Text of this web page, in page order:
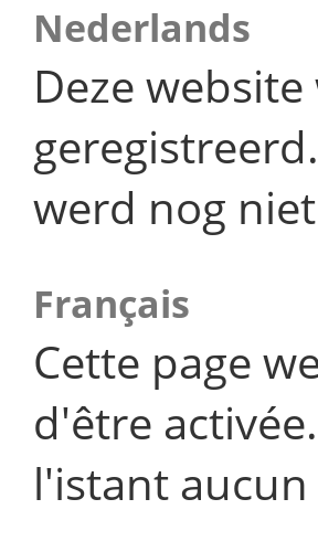
Nederlands
Deze
werd nog
Français
Cette page
d'être
l'istant